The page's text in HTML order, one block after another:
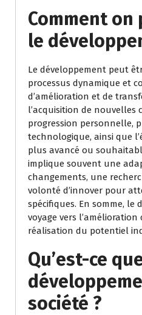
Comment
le
Le développement peut
processus dynamique et
d’amélioration et de
l’acquisition de nouvelles
progression personnelle,
technologique, ainsi que
plus avancé ou
implique souvent une
changements, une
volonté d’innover pour
spécifiques. En somme, le
voyage vers
réalisation du potentiel
Qu’est-ce
société ?